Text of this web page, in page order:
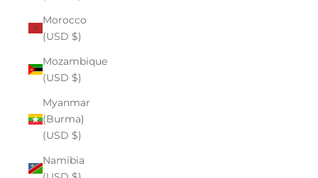
Morocco
(USD $)
Mozambique
(USD $)
Myanmar
(Burma)
(USD $)
Namibia